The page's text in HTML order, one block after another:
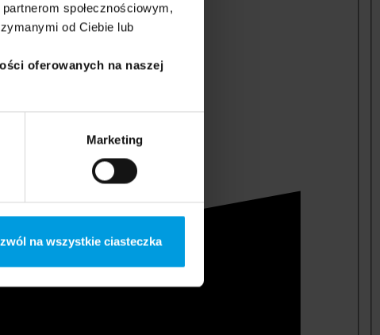
społecznościowym,
od Ciebie lub
oferowanych na naszej
Marketing
na wszystkie ciasteczka